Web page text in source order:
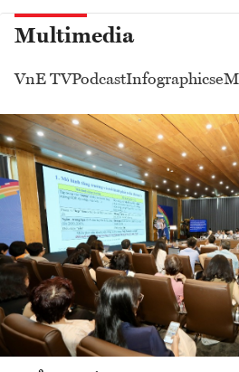
Multimedia
VnE TVPodcastInfographics